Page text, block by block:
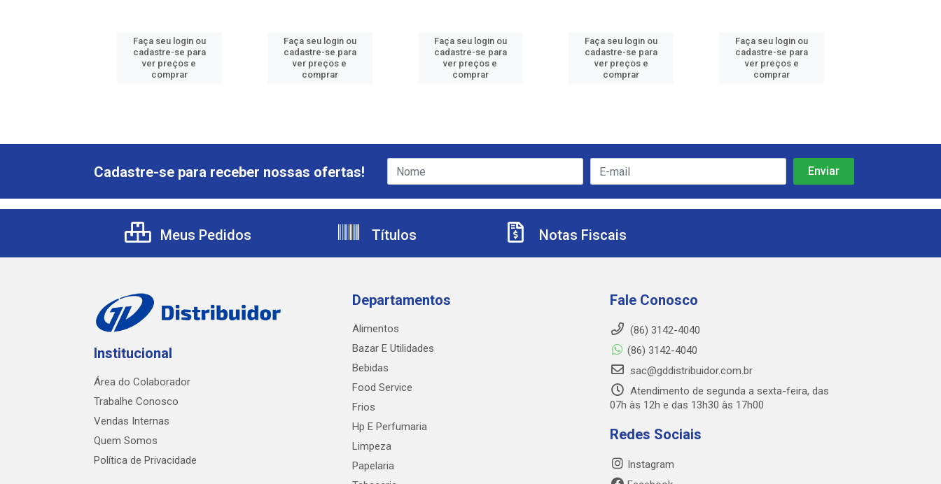
Faça seu login ou
cadastre-se para
ver preços e
comprar
Faça seu login ou
cadastre-se para
ver preços e
comprar
Faça seu login ou
cadastre-se para
ver preços e
comprar
Faça seu login ou
cadastre-se para
ver preços e
comprar
Faça seu login ou
cadastre-se para
ver preços e
comprar
Cadastre-se para receber nossas ofertas!
Meus Pedidos Títulos Notas Fiscais
Institucional
Área do Colaborador
Trabalhe Conosco
Vendas Internas
Quem Somos
Política de Privacidade
Departamentos
Alimentos
Bazar E Utilidades
Bebidas
Food Service
Frios
Hp E Perfumaria
Limpeza
Papelaria
Fale Conosco
(86) 3142-4040
(86) 3142-4040
sac@gddistribuidor.com.br
Atendimento de segunda a sexta-feira, das
07h às 12h e das 13h30 às 17h00
Redes Sociais
Instagram